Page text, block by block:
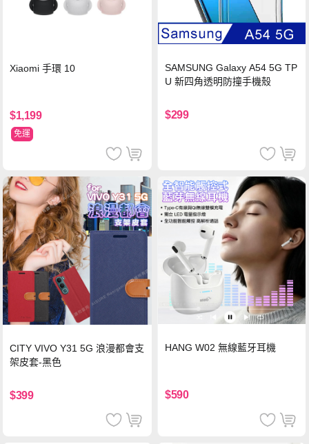
Xiaomi 手環 10
$1,199
免運
SAMSUNG Galaxy A54 5G TP
U 新四角透明防撞手機殼
$299
CITY VIVO Y31 5G 浪漫都會支
架皮套-黑色
$399
HANG W02 無線藍牙耳機
$590